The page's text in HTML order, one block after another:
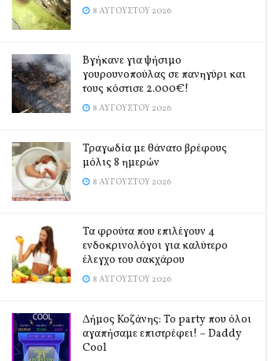
8 ΑΥΓΟΎΣΤΟΥ 2026
Βγήκανε για ψήσιμο
γουρουνοπούλας σε πανηγύρι και
τους κόστισε 2.000€!
8 ΑΥΓΟΎΣΤΟΥ 2026
Τραγωδία με θάνατο βρέφους
μόλις 8 ημερών
8 ΑΥΓΟΎΣΤΟΥ 2026
Τα φρούτα που επιλέγουν 4
ενδοκρινολόγοι για καλύτερο
έλεγχο του σακχάρου
8 ΑΥΓΟΎΣΤΟΥ 2026
Δήμος Κοζάνης: Το party που όλοι
αγαπήσαμε επιστρέφει! – Daddy
Cool